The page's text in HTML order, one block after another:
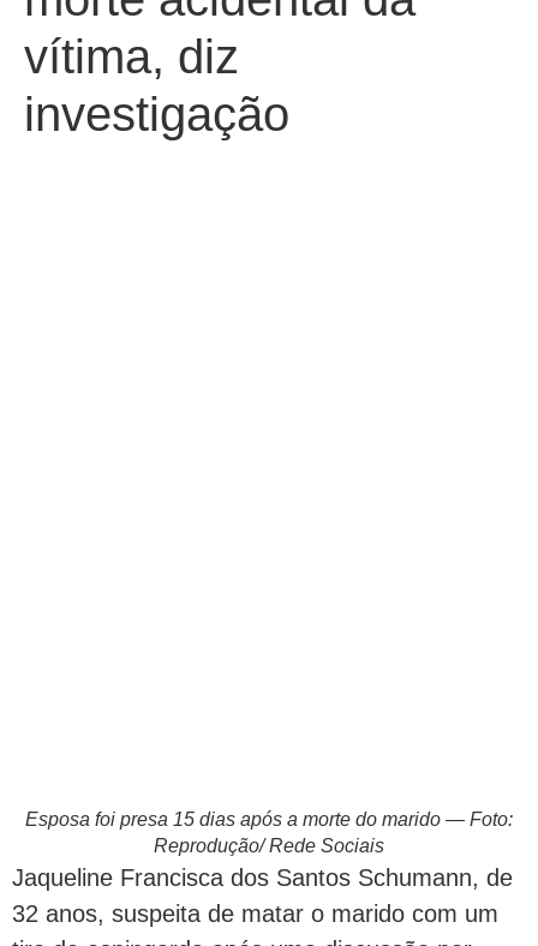
vítima, diz
investigação
Esposa foi presa 15 dias após a morte do marido — Foto:
Reprodução/ Rede Sociais
Jaqueline Francisca dos Santos Schumann, de
32 anos, suspeita de matar o marido com um